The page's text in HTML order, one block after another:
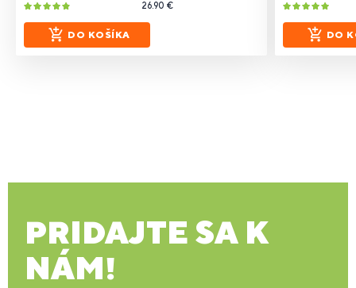
26.90 €
DO KOŠÍKA DO
PRIDAJTE SA K
NÁM!